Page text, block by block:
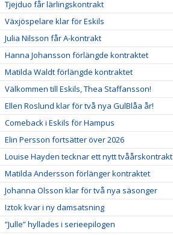
Tjejduo får lärlingskontrakt
Växjöspelare klar för Eskils
Julia Nilsson får A-kontrakt
Hanna Johansson förlängde kontraktet
Matilda Waldt förlängde kontraktet
Välkommen till Eskils, Thea Staffansson!
Ellen Roslund klar för två nya GulBlåa år!
Comeback i Eskils för Hampus
Elin Persson fortsätter över 2026
Louise Hayden tecknar ett nytt tvåårskontrakt
Matilda Andersson förlänger kontraktet
Johanna Olsson klar för två nya säsonger
Iztok kvar i ny damsatsning
”Julle” hyllades i serieepilogen